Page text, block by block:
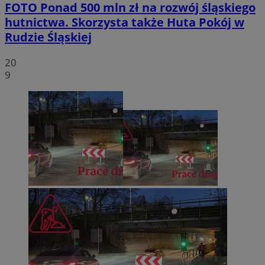
FOTO Ponad 500 mln zł na rozwój śląskiego
hutnictwa. Skorzysta także Huta Pokój w
Rudzie Śląskiej
20
9